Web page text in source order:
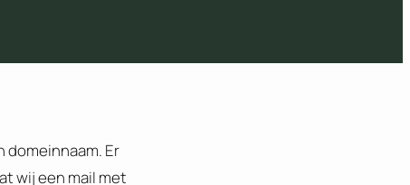
domeinnaam. Er
wij een mail met